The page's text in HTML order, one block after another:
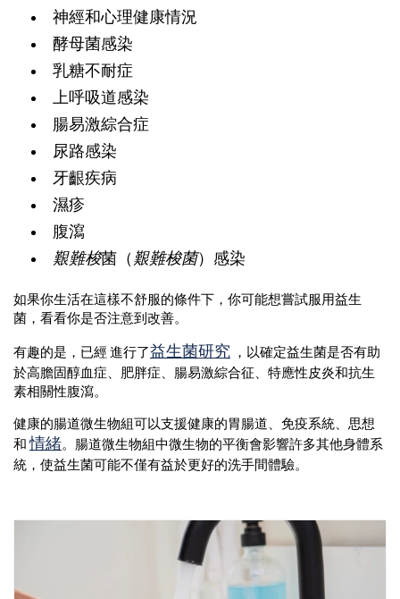
神經和心理健康情況
酵母菌感染
乳糖不耐症
上呼吸道感染
腸易激綜合症
尿路感染
牙齦疾病
濕疹
腹瀉
艱難梭菌（ 艱難梭菌）感染
如果你生活在這樣不舒服的條件下，你可能想嘗試服用益生
菌，看看你是否注意到改善。
有趣的是，已經 進行了益生菌研究
，以確定益生菌是否有助
於高膽固醇血症、肥胖症、腸易激綜合征、特應性皮炎和抗生
素相關性腹瀉。
健康的腸道微生物組可以支援健康的胃腸道、免疫系統、思想
和 情緒。腸道微生物組中微生物的平衡會影響許多其他身體系
統，使益生菌可能不僅有益於更好的洗手間體驗。